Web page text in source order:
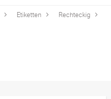
Etiketten
Rechteckig